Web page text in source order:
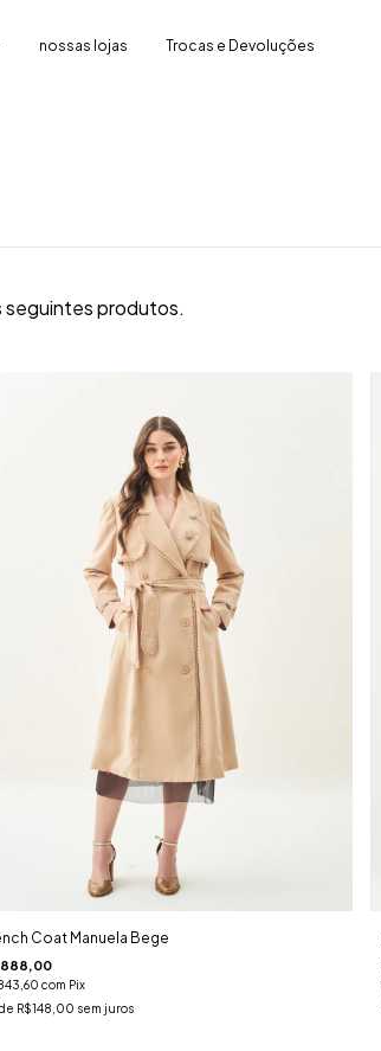
nossas lojas Trocas e Devoluções
seguintes produtos.
Coat Manuela Bege
com Pix
R$148,00 sem juros